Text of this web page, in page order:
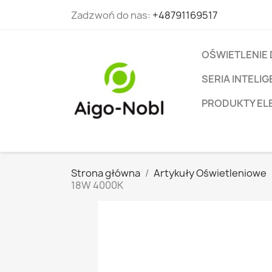
Zadzwoń do nas: +48791169517
OŚWIETLENIE
SERIA
PRODUKTY
Strona główna
Artykuły Oświetleniowe
18W 4000K